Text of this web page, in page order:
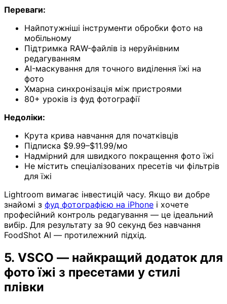
Переваги:
Найпотужніші інструменти обробки фото на
мобільному
Підтримка RAW-файлів із неруйнівним
редагуванням
AI-маскування для точного виділення їжі на
фото
Хмарна синхронізація між пристроями
80+ уроків із фуд фотографії
Недоліки:
Крута крива навчання для початківців
Підписка $9.99–$11.99/мо
Надмірний для швидкого покращення фото їжі
Не містить спеціалізованих пресетів чи фільтрів
для їжі
Lightroom вимагає інвестицій часу. Якщо ви добре
знайомі з фуд фотографією на iPhone і хочете
професійний контроль редагування — це ідеальний
вибір. Для результату за 90 секунд без навчання
FoodShot AI — протилежний підхід.
5. VSCO — найкращий додаток для
фото їжі з пресетами у стилі
плівки